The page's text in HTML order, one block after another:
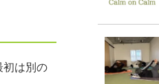
初は別の